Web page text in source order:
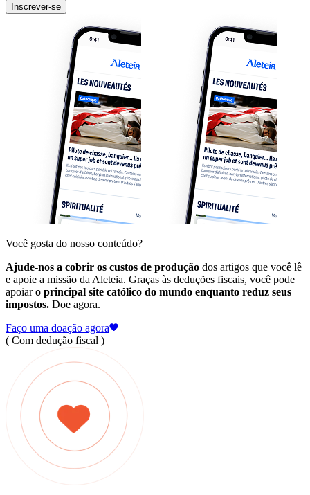
Inscrever-se
Você gosta do nosso conteúdo?
Ajude-nos a cobrir os custos de produção dos artigos que você lê
e apoie a missão da Aleteia. Graças às deduções fiscais, você pode
apoiaro principal site católico do mundo enquanto reduz seus
impostos. Doe agora.
Faço uma doação agora
( Com dedução fiscal )